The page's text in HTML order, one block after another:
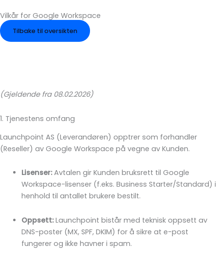
rett
til
innholdet
Vilkår for Google Workspace
Tilbake til oversikten
(Gjeldende fra 08.02.2026)
1. Tjenestens omfang
Launchpoint AS (Leverandøren) opptrer som forhandler
(Reseller) av Google Workspace på vegne av Kunden.
Lisenser:Avtalen gir Kunden bruksrett til Google
Workspace-lisenser (f.eks. Business Starter/Standard) i
henhold til antallet brukere bestilt.
Oppsett:Launchpoint bistår med teknisk oppsett av
DNS-poster (MX, SPF, DKIM) for å sikre at e-post
fungerer og ikke havner i spam.